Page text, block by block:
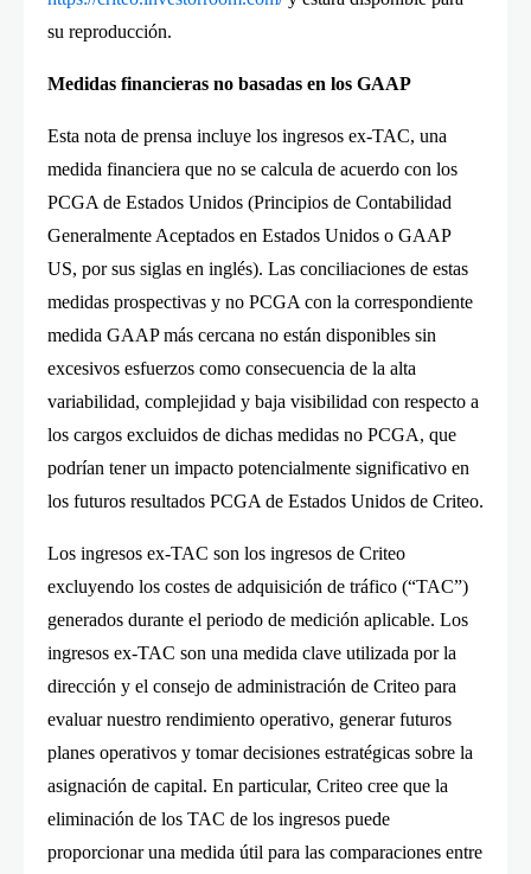
su reproducción.
Medidas financieras no basadas en los GAAP
Esta nota de prensa incluye los ingresos ex-TAC, una
medida financiera que no se calcula de acuerdo con los
PCGA de Estados Unidos (Principios de Contabilidad
Generalmente Aceptados en Estados Unidos o GAAP
US, por sus siglas en inglés). Las conciliaciones de estas
medidas prospectivas y no PCGA con la correspondiente
medida GAAP más cercana no están disponibles sin
excesivos esfuerzos como consecuencia de la alta
variabilidad, complejidad y baja visibilidad con respecto a
los cargos excluidos de dichas medidas no PCGA, que
podrían tener un impacto potencialmente significativo en
los futuros resultados PCGA de Estados Unidos de Criteo.
Los ingresos ex-TAC son los ingresos de Criteo
excluyendo los costes de adquisición de tráfico (“TAC”)
generados durante el periodo de medición aplicable. Los
ingresos ex-TAC son una medida clave utilizada por la
dirección y el consejo de administración de Criteo para
evaluar nuestro rendimiento operativo, generar futuros
planes operativos y tomar decisiones estratégicas sobre la
asignación de capital. En particular, Criteo cree que la
eliminación de los TAC de los ingresos puede
proporcionar una medida útil para las comparaciones entre